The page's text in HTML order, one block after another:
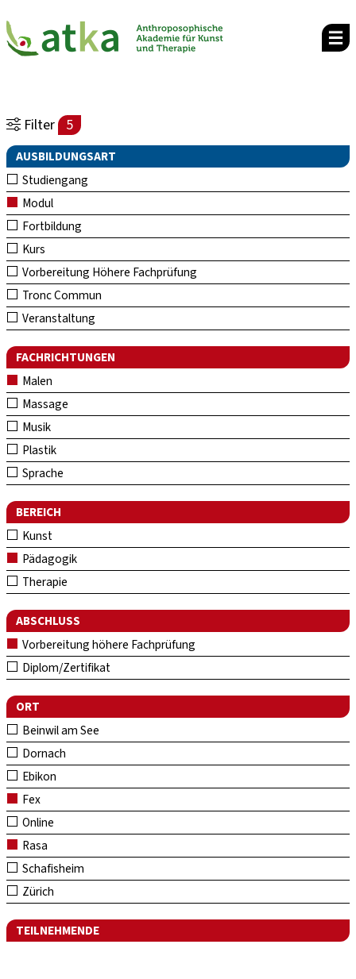
Filter 5
AUSBILDUNGSART
Studiengang
Modul
Fortbildung
Kurs
Vorbereitung Höhere Fachprüfung
Tronc Commun
Veranstaltung
FACHRICHTUNGEN
Malen
Massage
Musik
Plastik
Sprache
BEREICH
Kunst
Pädagogik
Therapie
ABSCHLUSS
Vorbereitung höhere Fachprüfung
Diplom/Zertifikat
ORT
Beinwil am See
Dornach
Ebikon
Fex
Online
Rasa
Schafisheim
Zürich
TEILNEHMENDE